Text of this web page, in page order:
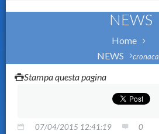
NEWS
Home
NEWS
cronaca
Stampa questa pagina
07/04/2015 12:41:19 0